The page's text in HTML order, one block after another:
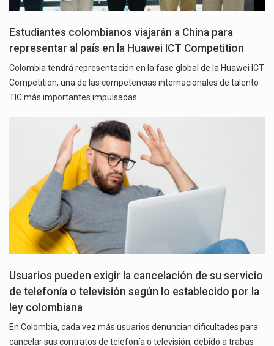
Estudiantes colombianos viajarán a China para
representar al país en la Huawei ICT Competition
Colombia tendrá representación en la fase global de la Huawei ICT
Competition, una de las competencias internacionales de talento
TIC más importantes impulsadas…
Usuarios pueden exigir la cancelación de su servicio
de telefonía o televisión según lo establecido por la
ley colombiana
En Colombia, cada vez más usuarios denuncian dificultades para
cancelar sus contratos de telefonía o televisión, debido a trabas